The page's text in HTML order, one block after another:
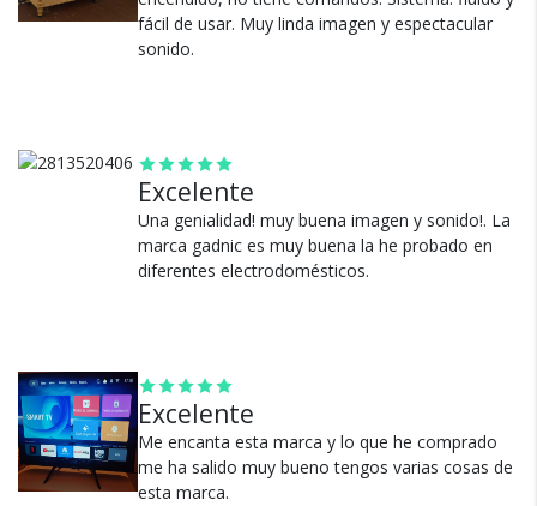
facilita la vinculacion sin cables. Permite adaptar el equipo a
distintas necesidades. Ofrece mayor flexibilidad en cada
Su formato compacto permite ubicarlo facilmente en
distintos ambientes sin ocupar demasiado espacio. Esto lo
convierte en una opcion practica para diferentes
configuraciones del hogar. Su soporte VESA permite montaje
en pared optimizando el espacio. Permite organizar mejor el
entorno. Ofrece comodidad y funcionalidad en cada
fácil de usar. Muy linda imagen y espectacular
sonido.
Excelente
Una genialidad! muy buena imagen y sonido!. La
marca gadnic es muy buena la he probado en
diferentes electrodomésticos.
Excelente
Me encanta esta marca y lo que he comprado
me ha salido muy bueno tengos varias cosas de
esta marca.
¿Por qué estamos tan
100% de calificaciones
positivas en MercadoLibre.
5 estrellas de 5 en Google.
5 estrellas de 5 en Facebook.
Seguro de cobertura en tus
envíos.
Garantía oficial y directa con
nosotros.